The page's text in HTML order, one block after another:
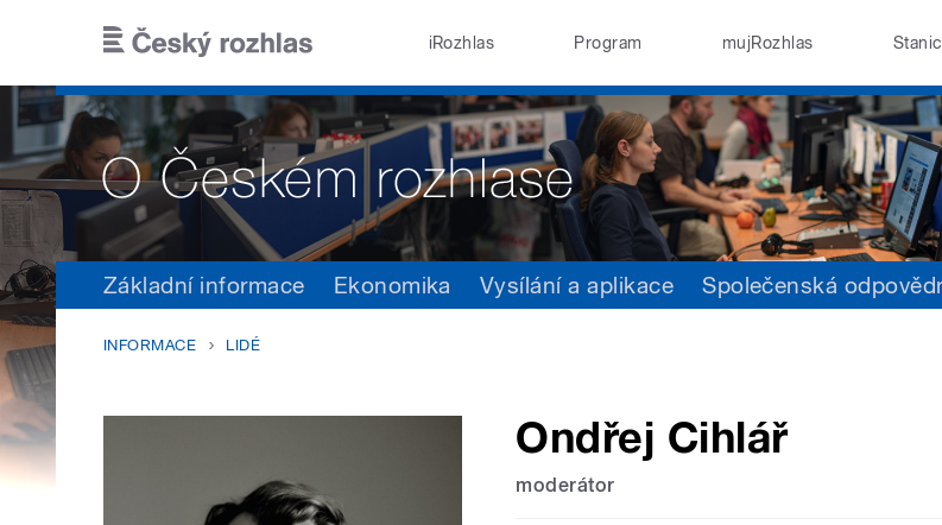
iRozhlas Program mujRozhlas
Základní informace Ekonomika Vysílání a aplikace Společenská
INFORMACE LIDÉ
Ondřej Cihlář
moderátor